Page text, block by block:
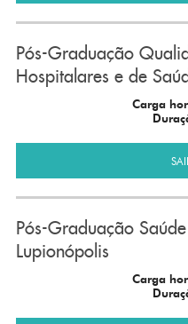
Pós-Graduação
Hospitalares e de
Carga
Pós-Graduação
Lupionópolis
Carga